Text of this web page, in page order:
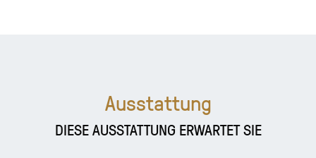
Ausstattung
DIESE AUSSTATTUNG ERWARTET SIE